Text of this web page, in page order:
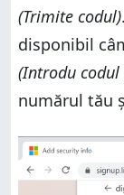
(Trimite codul)
disponibil
(Introdu codul
numărul tău